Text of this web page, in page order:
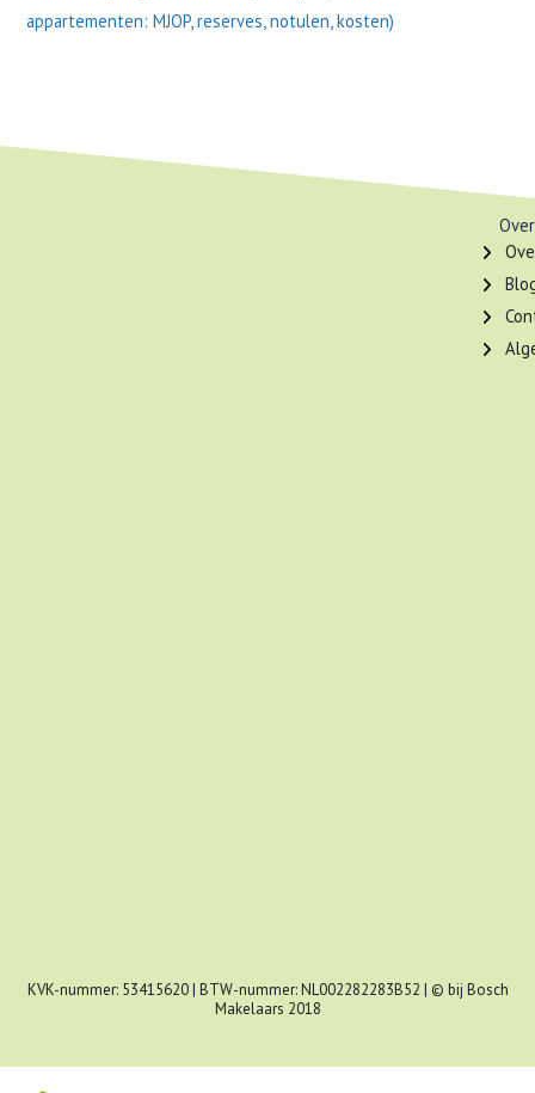
appartementen: MJOP, reserves, notulen, kosten)
KVK-nummer: 53415620 | BTW-nummer: NL002282283B52 | © bij Bosch
Makelaars 2018